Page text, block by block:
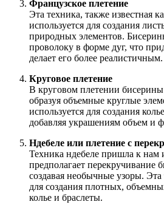
Французское плетение
Эта техника, также известная
используется для создания
природных элементов.
проволоку в форме дуг, что
делает его более реалистичным.
Круговое плетение
В круговом плетении
образуя объемные круглые
используется для создания
добавляя украшениям объем и
Ндебеле или плетение с
Техника ндебеле пришла к нам
предполагает перекручивание
создавая необычные узоры. Эта
для создания плотных,
колье и браслеты.